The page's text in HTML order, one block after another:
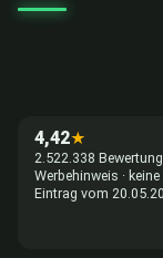
4,42★
2.522.338
Werbehinweis ·
Eintrag vom